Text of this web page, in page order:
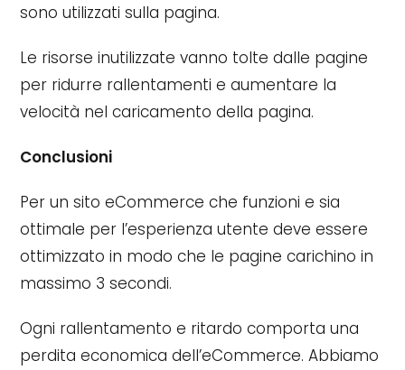
sono utilizzati sulla pagina.
Le risorse inutilizzate vanno tolte dalle pagine
per ridurre rallentamenti e aumentare la
velocità nel caricamento della pagina.
Conclusioni
Per un sito eCommerce che funzioni e sia
ottimale per l’esperienza utente deve essere
ottimizzato in modo che le pagine carichino in
massimo 3 secondi.
Ogni rallentamento e ritardo comporta una
perdita economica dell’eCommerce. Abbiamo